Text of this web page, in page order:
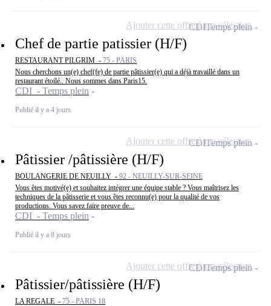
Chef de partie patissier (H/F)
RESTAURANT PILGRIM - 75 - PARIS
Nous cherchons un(e) chef(fe) de partie pâtissier(e) qui a déjà travaillé dans un
restaurant étoilé.. Nous sommes dans Paris15.
CDI - Temps plein
Publié il y a 4 jours
CDITemps plein
Ajouter cette offre à ma sélection
Pâtissier /pâtissière (H/F)
BOULANGERIE DE NEUILLY - 92 - NEUILLY-SUR-SEINE
Vous êtes motivé(e) et souhaitez intégrer une équipe stable ? Vous maîtrisez les
techniques de la pâtisserie et vous êtes reconnu(e) pour la qualité de vos
productions. Vous savez faire preuve de...
CDI - Temps plein
Publié il y a 8 jours
CDITemps plein
Ajouter cette offre à ma sélection
Pâtissier/pâtissière (H/F)
LA REGALE - 75 - PARIS 18
CDITemps plein
Ajouter cette offre à ma sélection